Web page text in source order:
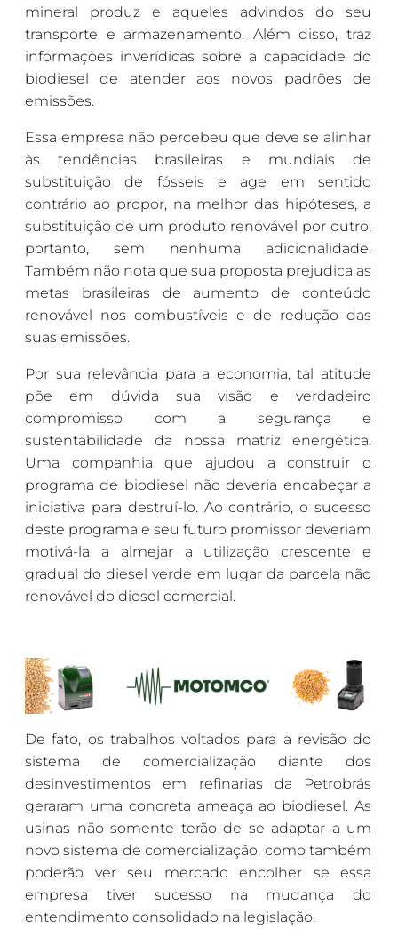
mineral produz e aqueles advindos do seu
transporte e armazenamento. Além disso, traz
informações inverídicas sobre a capacidade do
biodiesel de atender aos novos padrões de
emissões.
Essa empresa não percebeu que deve se alinhar
às tendências brasileiras e mundiais de
substituição de fósseis e age em sentido
contrário ao propor, na melhor das hipóteses, a
substituição de um produto renovável por outro,
portanto, sem nenhuma adicionalidade.
Também não nota que sua proposta prejudica as
metas brasileiras de aumento de conteúdo
renovável nos combustíveis e de redução das
suas emissões.
Por sua relevância para a economia, tal atitude
põe em dúvida sua visão e verdadeiro
compromisso com a segurança e
sustentabilidade da nossa matriz energética.
Uma companhia que ajudou a construir o
programa de biodiesel não deveria encabeçar a
iniciativa para destruí-lo. Ao contrário, o sucesso
deste programa e seu futuro promissor deveriam
motivá-la a almejar a utilização crescente e
gradual do diesel verde em lugar da parcela não
renovável do diesel comercial.
De fato, os trabalhos voltados para a revisão do
sistema de comercialização diante dos
desinvestimentos em refinarias da Petrobrás
geraram uma concreta ameaça ao biodiesel. As
usinas não somente terão de se adaptar a um
novo sistema de comercialização, como também
poderão ver seu mercado encolher se essa
empresa tiver sucesso na mudança do
entendimento consolidado na legislação.